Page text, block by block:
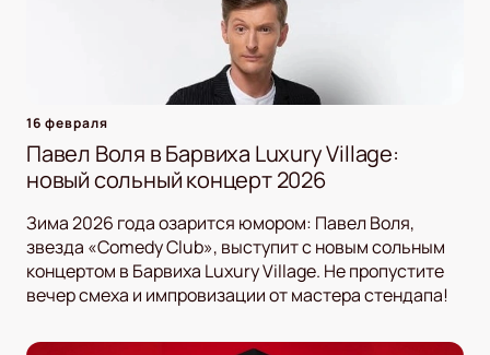
16 февраля
Павел Воля в Барвиха Luxury Village:
новый сольный концерт 2026
Зима 2026 года озарится юмором: Павел Воля,
звезда «Comedy Club», выступит с новым сольным
концертом в Барвиха Luxury Village. Не пропустите
вечер смеха и импровизации от мастера стендапа!